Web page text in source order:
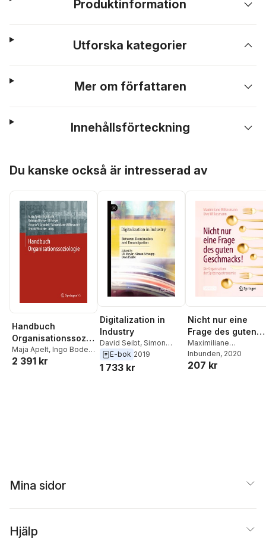
Produktinformation
Utforska kategorier
Mer om författaren
Innehållsförteckning
Du kanske också är intresserad av
Handbuch
Organisationssozio
logie
Maja Apelt, Ingo Bode,
Raimund Hasse
2 391 kr
Digitalization in
Industry
David Seibt, Simon
Schaupp Uli Meyer
E-bok 2019
1 733 kr
Nicht nur eine
Frage des guten
Geschmacks!
Maximiliane
Wilkesmann,Uwe
Wilkesmann
Inbunden, 2020
207 kr
Mina sidor
Hjälp